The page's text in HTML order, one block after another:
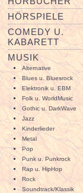
HÖRSPIELE
COMEDY U.
KABARETT
MUSIK
Alternative
Blues u. Bluesrock
Elektronik u. EBM
Folk u. WorldMusic
Gothic u. DarkWave
Jazz
Kinderlieder
Metal
Pop
Punk u. Punkrock
Rap u. HipHop
Rock
Soundtrack/Klassik